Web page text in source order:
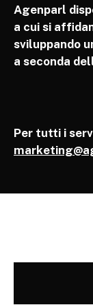
Agenparl
a cui si
sviluppando
a seconda
Per tutti i